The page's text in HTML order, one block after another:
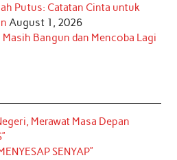
Putus: Catatan Cinta untuk
August 1, 2026
Masih Bangun dan Mencoba Lagi
Merawat Masa Depan
SENYAP”